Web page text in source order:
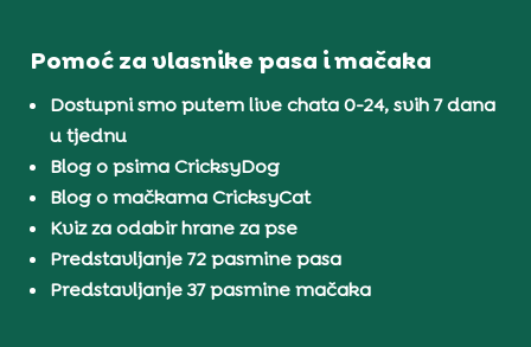
Pomoć za vlasnike pasa i mačaka
Dostupni smo putem live chata 0-24, svih 7 dana
u tjednu
Blog o psima CricksyDog
Blog o mačkama CricksyCat
Kviz za odabir hrane za pse
Predstavljanje 72 pasmine pasa
Predstavljanje 37 pasmine mačaka